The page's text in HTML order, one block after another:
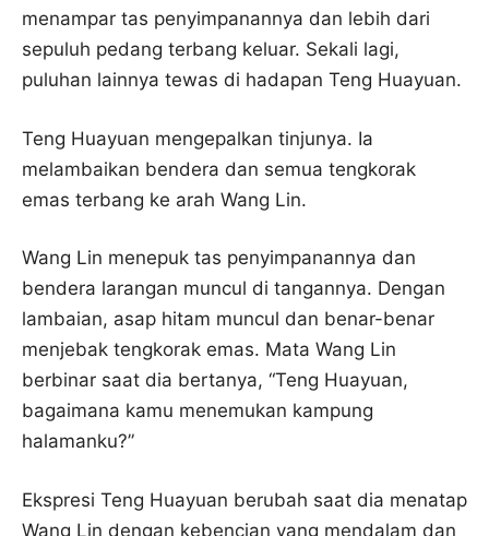
menampar tas penyimpanannya dan lebih dari
sepuluh pedang terbang keluar. Sekali lagi,
puluhan lainnya tewas di hadapan Teng Huayuan.
Teng Huayuan mengepalkan tinjunya. Ia
melambaikan bendera dan semua tengkorak
emas terbang ke arah Wang Lin.
Wang Lin menepuk tas penyimpanannya dan
bendera larangan muncul di tangannya. Dengan
lambaian, asap hitam muncul dan benar-benar
menjebak tengkorak emas. Mata Wang Lin
berbinar saat dia bertanya, “Teng Huayuan,
bagaimana kamu menemukan kampung
halamanku?”
Ekspresi Teng Huayuan berubah saat dia menatap
Wang Lin dengan kebencian yang mendalam dan